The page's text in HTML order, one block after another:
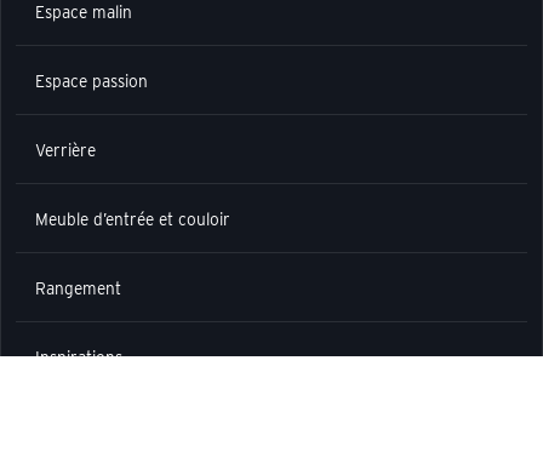
Espace malin
Espace passion
Verrière
Meuble d’entrée et couloir
Rangement
Inspirations